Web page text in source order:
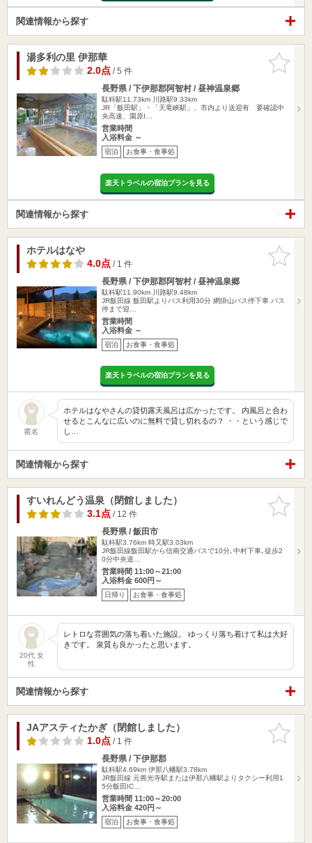
関連情報から探す
お気に入
りに追加
湯多利の里 伊那華
2.0点/ 5 件
長野県 / 下伊那郡阿智村 / 昼神温泉郷
駄科駅11.73km
川路駅9.33km
JR「飯田駅」・「天竜峡駅」、市内より送迎有 要確認中
央高速、園原I…
営業時間
入浴料金 ～
宿泊 お食事・食事処
楽天トラベルの宿泊プランを見る
関連情報から探す
お気に入
りに追加
ホテルはなや
4.0点/ 1 件
長野県 / 下伊那郡阿智村 / 昼神温泉郷
駄科駅11.90km
川路駅9.48km
JR飯田線 飯田駅よりバス利用30分 網掛山バス停下車 バス
停まで迎…
営業時間
入浴料金 ～
宿泊 お食事・食事処
楽天トラベルの宿泊プランを見る
匿名
ホテルはなやさんの貸切露天風呂は広かったです。 内風呂と合わ
せるとこんなに広いのに無料で貸し切れるの？ ・・という感じで
し…
関連情報から探す
お気に入
りに追加
すいれんどう温泉（閉館しました）
3.1点/ 12 件
長野県 / 飯田市
駄科駅3.76km 時又駅3.03km
JR飯田線飯田駅から信南交通バスで10分､中村下車､徒歩2
0分中央道…
営業時間 11:00～21:00
入浴料金 600円～
日帰り お食事・食事処
20代 女
性
レトロな雰囲気の落ち着いた施設。 ゆっくり落ち着けて私は大好
きです。 泉質も良かったと思います。
関連情報から探す
お気に入
りに追加
JAアスティたかぎ（閉館しました）
1.0点/ 1 件
長野県 / 下伊那郡
駄科駅4.69km 伊那八幡駅3.78km
JR飯田線 元善光寺駅または伊那八幡駅よりタクシー利用1
5分飯田IC…
営業時間 11:00～20:00
入浴料金 420円～
宿泊 お食事・食事処